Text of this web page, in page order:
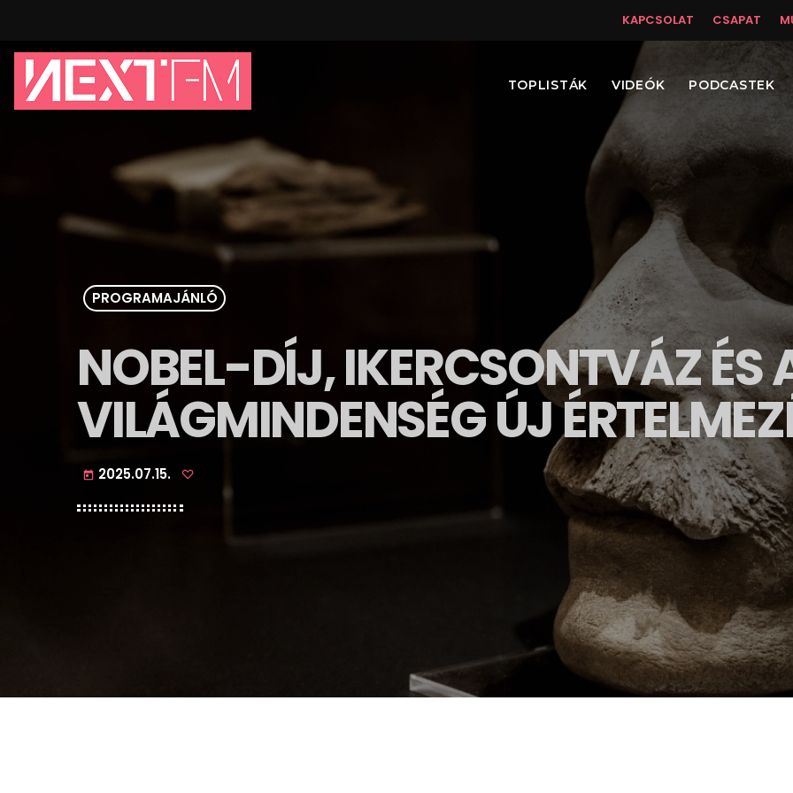
KAPCSOLAT CSAPAT
TOPLISTÁK VIDEÓK PODCASTEK
PROGRAMAJÁNLÓ
NOBEL-DÍJ, IKERCSONTVÁZ ÉS
VILÁGMINDENSÉG ÚJ
today 2025.07.15.